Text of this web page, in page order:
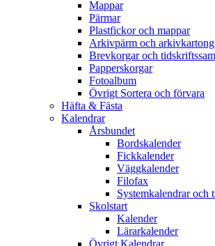
Mappar
Pärmar
Plastfickor och mappar
Arkivpärm och arkivkartong
Brevkorgar och
Papperskorgar
Fotoalbum
Övrigt Sortera och förvara
Häfta & Fästa
Kalendrar
Årsbundet
Bordskalender
Fickkalender
Väggkalender
Filofax
Systemkalendrar och
Skolstart
Kalender
Lärarkalender
Övrigt Kalendrar